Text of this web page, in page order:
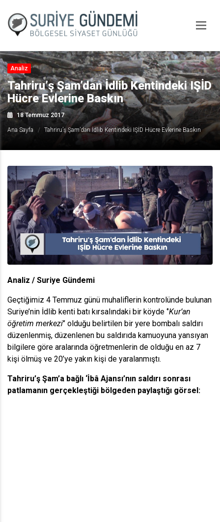
Analiz
Tahriru’ş Şam’dan İdlib Kentindeki IŞİD
Hücre Evlerine Baskın
18 Temmuz 2017
Ana Sayfa Tahriru’ş Şam’dan İdlib Kentindeki IŞİD Hücre Evlerine Baskın
Analiz / Suriye Gündemi
Geçtiğimiz 4 Temmuz günü muhaliflerin kontrolünde bulunan
Suriye’nin İdlib kenti batı kırsalındaki bir köyde ‘’Kur’an
öğretim merkezi’’ olduğu belirtilen bir yere bombalı saldırı
düzenlenmiş, düzenlenen bu saldırıda kamuoyuna yansıyan
bilgilere göre aralarında öğretmenlerin de olduğu en az 7
kişi ölmüş ve 20’ye yakın kişi de yaralanmıştı.
Tahriru’ş Şam’a bağlı ‘İbâ Ajansı’nın saldırı sonrası
patlamanın gerçekleştiği bölgeden paylaştığı görsel: